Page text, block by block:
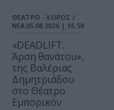
ΘΕΑΤΡΟ - ΧΟΡΟΣ /
ΝΕΑ 05.08.2026 | 16.59
«DEADLIFT.
Άρση θανάτου»,
της Βαλέριας
Δημητριάδου
στο Θέατρο
Εμπορικόν